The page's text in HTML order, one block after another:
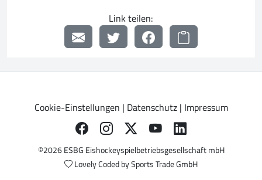
Link teilen:
Cookie-Einstellungen | Datenschutz| Impressum
©2026 ESBG Eishockeyspielbetriebsgesellschaft mbH
Lovely Coded bySports Trade GmbH